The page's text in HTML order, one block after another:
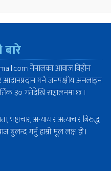
बारे
नेपालका आवाज विहीन
गर्ने जनपक्षीय अनलाइन
३० गतेदेखि सञ्चालनमा छ ।
भष्टाचार, अन्याय र अत्याचार बिरुद्ध
बुलन्द गर्नु हाम्रो मूल लक्ष हो।